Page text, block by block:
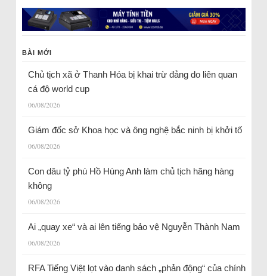
BÀI MỚI
Chủ tịch xã ở Thanh Hóa bị khai trừ đảng do liên quan
cá độ world cup
06/08/2026
Giám đốc sở Khoa học và ông nghệ bắc ninh bị khởi tố
06/08/2026
Con dâu tỷ phú Hồ Hùng Anh làm chủ tịch hãng hàng
không
06/08/2026
Ai „quay xe“ và ai lên tiếng bảo vệ Nguyễn Thành Nam
06/08/2026
RFA Tiếng Việt lọt vào danh sách „phản động“ của chính